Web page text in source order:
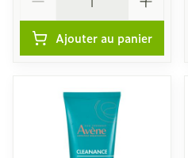
Ajouter au panier